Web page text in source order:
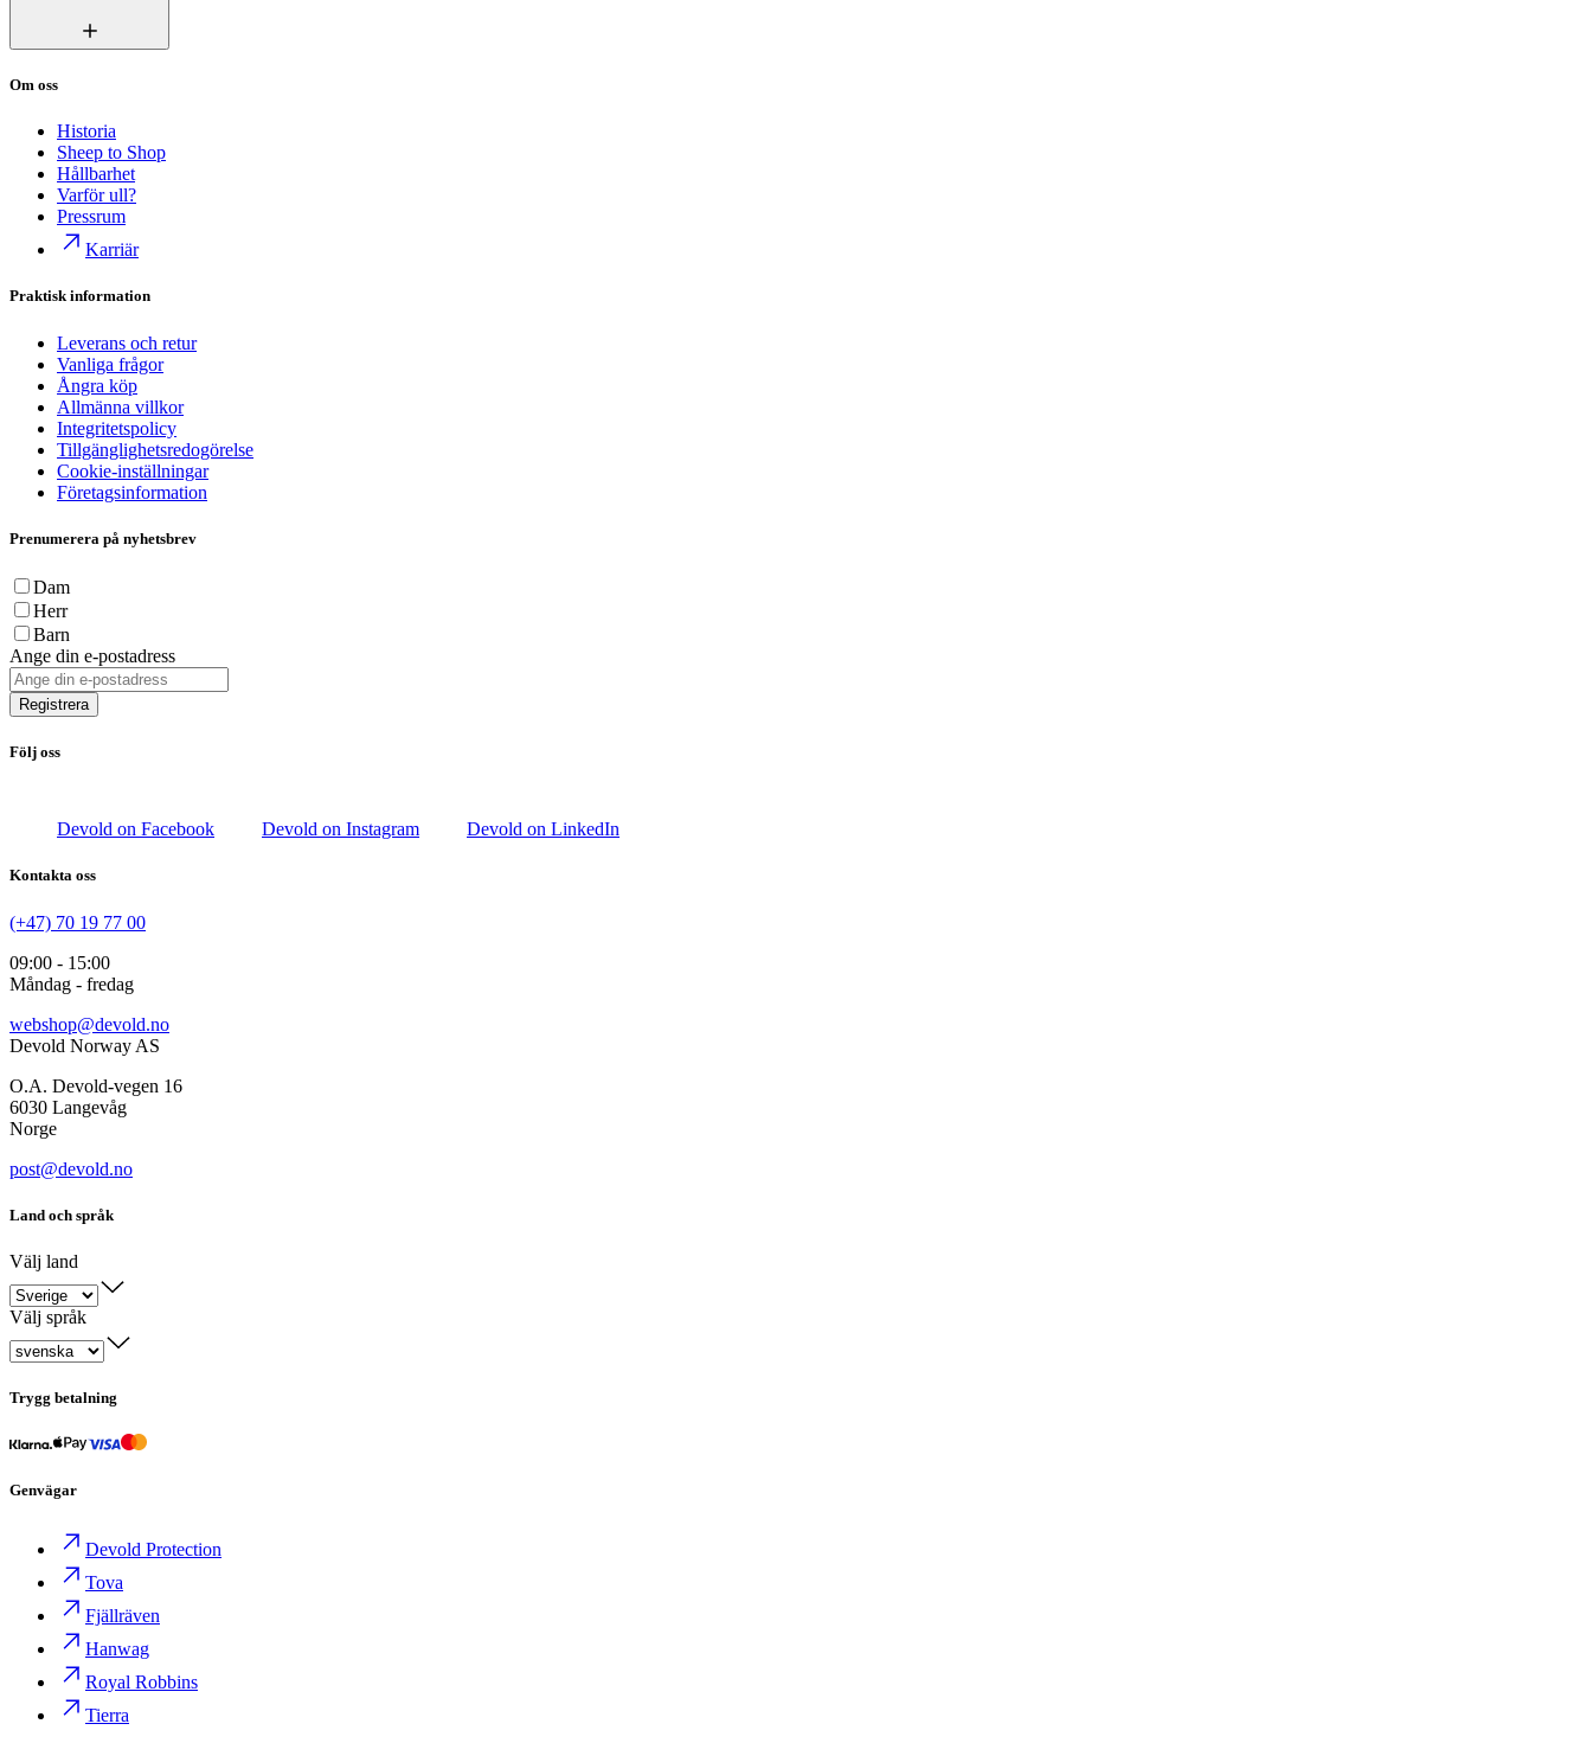
Om oss
Historia
Sheep to Shop
Hållbarhet
Varför ull?
Pressrum
Karriär
Praktisk information
Leverans och retur
Vanliga frågor
Ångra köp
Allmänna villkor
Integritetspolicy
Tillgänglighetsredogörelse
Cookie-inställningar
Företagsinformation
Prenumerera på nyhetsbrev
Dam
Herr
Barn
Ange din e-postadress
Registrera
Följ oss
Devold on Facebook Devold on Instagram Devold on LinkedIn
Kontakta oss
(+47) 70 19 77 00
09:00 - 15:00
Måndag - fredag
webshop@devold.no
Devold Norway AS
O.A. Devold-vegen 16
6030 Langevåg
Norge
post@devold.no
Land och språk
Välj land
Välj språk
Trygg betalning
Genvägar
Devold Protection
Tova
Fjällräven
Hanwag
Royal Robbins
Tierra